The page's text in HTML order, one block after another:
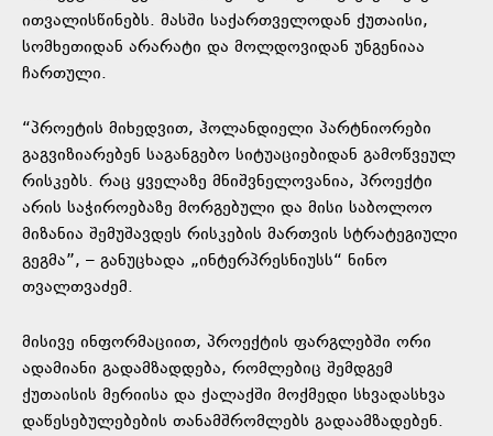
ითვალისწინებს. მასში საქართველოდან ქუთაისი,
სომხეთიდან არარატი და მოლდოვიდან უნგენიაა
ჩართული.
“პროეტის მიხედვით, ჰოლანდიელი პარტნიორები
გაგვიზიარებენ საგანგებო სიტუაციებიდან გამოწვეულ
რისკებს. რაც ყველაზე მნიშვნელოვანია, პროექტი
არის საჭიროებაზე მორგებული და მისი საბოლოო
მიზანია შემუშავდეს რისკების მართვის სტრატეგიული
გეგმა”, – განუცხადა „ინტერპრესნიუსს“ ნინო
თვალთვაძემ.
მისივე ინფორმაციით, პროექტის ფარგლებში ორი
ადამიანი გადამზადდება, რომლებიც შემდგემ
ქუთაისის მერიისა და ქალაქში მოქმედი სხვადასხვა
დაწესებულებების თანამშრომლებს გადაამზადებენ.